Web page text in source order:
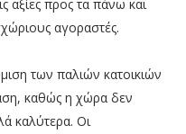
αξίες προς τα πάνω και
αγοραστές.
των παλιών κατοικιών
καθώς η χώρα δεν
καλύτερα. Οι